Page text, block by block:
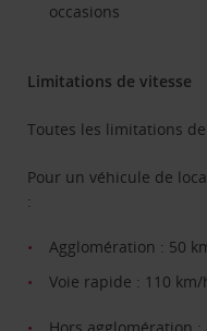
occasions
Limitations de vitesse
Toutes les limitations
Pour un véhicule de
:
Agglomération : 50
Voie rapide : 110 km/